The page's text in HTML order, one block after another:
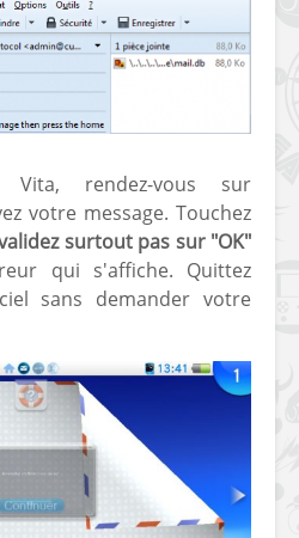
rendez-vous sur
votre message. Touchez
surtout pas sur "OK"
qui s'affiche. Quittez
sans demander votre
Baryon
sur le
pour
CBPS
une
projets
[3DS]
« .CIA »
[PSP]
qui fête
de retour !